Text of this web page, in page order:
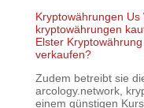
Kryptowährungen
kryptowährungen
Elster
verkaufen?
Zudem betreibt sie
arcology.network,
einem günstigen